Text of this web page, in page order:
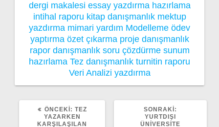
dergi makalesi essay yazdırma hazırlama
intihal raporu kitap danışmanlık mektup
yazdırma mimari yardım Modelleme ödev
yaptırma özet çıkarma proje danışmanlık
rapor danışmanlık soru çözdürme sunum
hazırlama Tez danışmanlık turnitin raporu
Veri Analizi yazdırma
ÖNCEKI: ÖNCEKI
YAZI:
TEZ
YAZARKEN
KARŞILAŞILAN
SONRAKI:
YURTDIŞI
ÜNIVERSITE